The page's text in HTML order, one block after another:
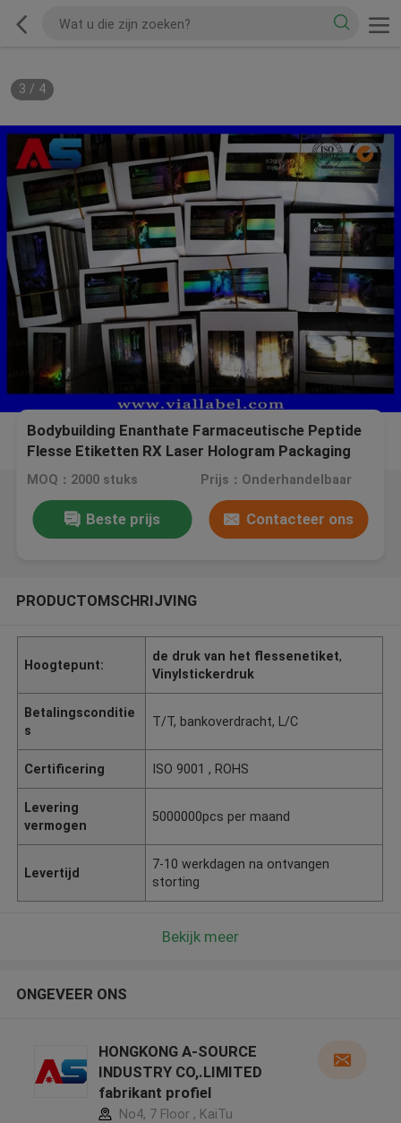
3 / 4
Bodybuilding Enanthate Farmaceutische Peptide
Flesse Etiketten RX Laser Hologram Packaging
Gras flessen etiketten
MOQ：2000 stuks Prijs：Onderhandelbaar
Beste prijs Contacteer ons
PRODUCTOMSCHRIJVING
Hoogtepunt:
de druk van het flessenetiket,
Vinylstickerdruk
Betalingsconditie
s
T/T, bankoverdracht, L/C
Certificering ISO 9001 , ROHS
Levering
vermogen
5000000pcs per maand
Levertijd
7-10 werkdagen na ontvangen
storting
Bekijk meer
ONGEVEER ONS
HONGKONG A-SOURCE
INDUSTRY CO,.LIMITED
fabrikant profiel
No4, 7 Floor , KaiTu